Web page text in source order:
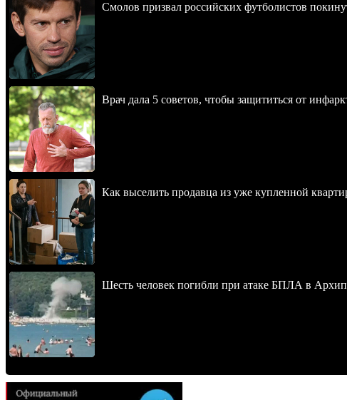
Смолов призвал российских футболистов
Врач дала 5 советов, чтобы защититься от
Как выселить продавца из уже купленной
Шесть человек погибли при атаке БПЛА в